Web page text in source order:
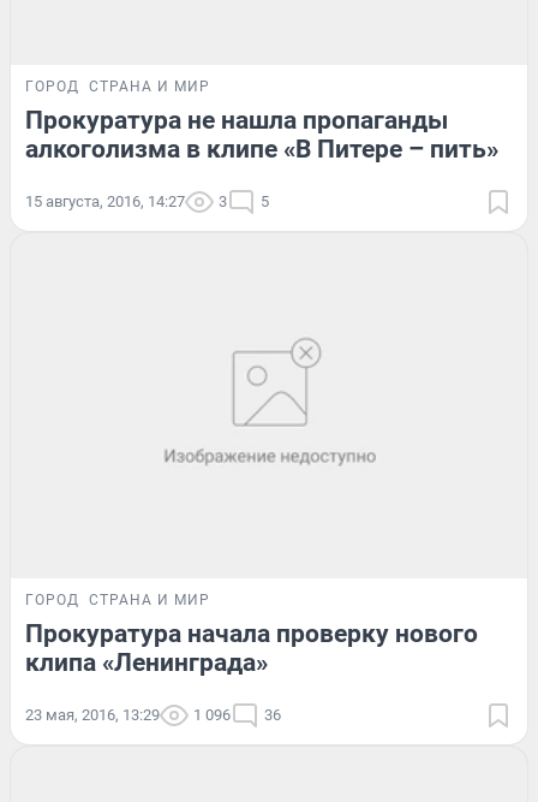
ГОРОД СТРАНА И МИР
Прокуратура не нашла пропаганды
алкоголизма в клипе «В Питере – пить»
15 августа, 2016, 14:27 3 5
ГОРОД СТРАНА И МИР
Прокуратура начала проверку нового
клипа «Ленинграда»
23 мая, 2016, 13:29 1 096 36